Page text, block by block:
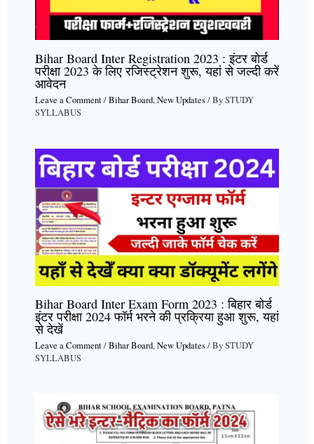
Bihar Board Inter Registration 2023 : इंटर बोर्ड
परीक्षा 2023 के लिए रजिस्ट्रेशन शुरू, यहां से जल्दी करें
आवेदन
Leave a Comment/Bihar Board,New Updates/ BySTUDY
SYLLABUS
Bihar Board Inter Exam Form 2023 : बिहार बोर्ड
इंटर परीक्षा 2024 फॉर्म भरने की प्रक्रिया हुआ शुरू, यहां
से देखें
Leave a Comment/Bihar Board,New Updates/ BySTUDY
SYLLABUS